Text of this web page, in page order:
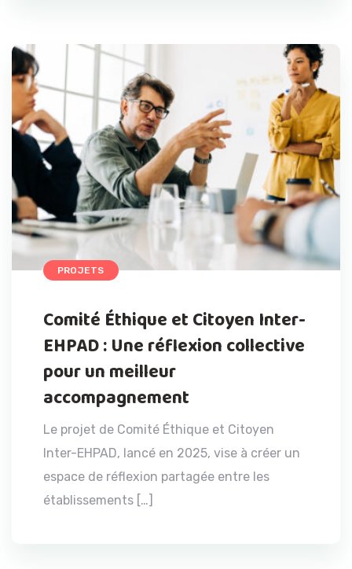
PROJETS
Comité Éthique et Citoyen Inter-
EHPAD : Une réflexion collective
pour un meilleur
accompagnement
Le projet de Comité Éthique et Citoyen
Inter-EHPAD, lancé en 2025, vise à créer un
espace de réflexion partagée entre les
établissements […]